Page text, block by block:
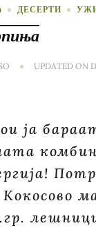
ДЕСЕРТИ
UPDATED ON
ја